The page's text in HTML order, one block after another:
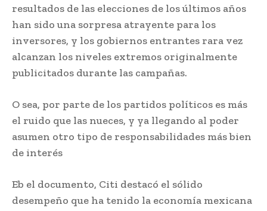
resultados de las elecciones de los últimos años
han sido una sorpresa atrayente para los
inversores, y los gobiernos entrantes rara vez
alcanzan los niveles extremos originalmente
publicitados durante las campañas.
O sea, por parte de los partidos políticos es más
el ruido que las nueces, y ya llegando al poder
asumen otro tipo de responsabilidades más bien
de interés
Eb el documento, Citi destacó el sólido
desempeño que ha tenido la economía mexicana